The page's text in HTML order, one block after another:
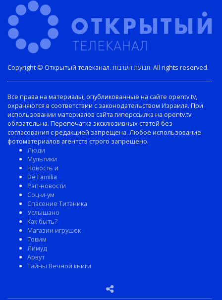
Copyright © Открытый телеканал. תנועת הערבות. All rights reserved.
Все права на материалы, опубликованные на сайте opentv.tv,
охраняются в соответствии с законодательством Израиля. При
использовании материалов сайта гиперссылка на opentv.tv
обязательна. Перепечатка эксклюзивных статей без
согласования с редакцией запрещена. Любое использование
фотоматериалов агентств строго запрещено.
Люди
Мультики
Новость и
De Familia
Рэп-новости
Соц-и-ум
Спасение Титаника
Услышано
Как быть?
Магазин игрушек
Товим
Лимуд
Арвут
Тайны Вечной книги